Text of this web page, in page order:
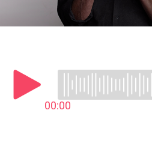
00:00